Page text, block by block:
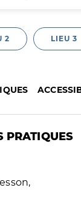
2 LIEU 3
PRATIQUES